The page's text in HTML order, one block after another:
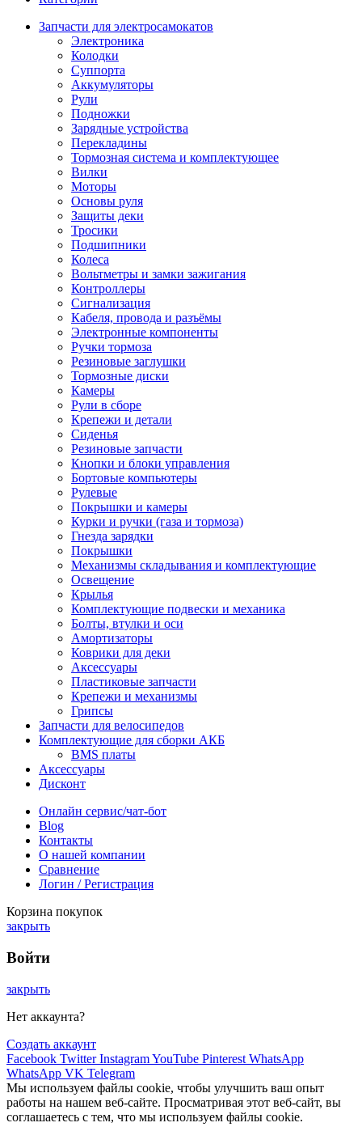
Запчасти для электросамокатов
Электроника
Колодки
Суппорта
Аккумуляторы
Рули
Подножки
Зарядные устройства
Перекладины
Тормозная система и комплектующее
Вилки
Моторы
Основы руля
Защиты деки
Тросики
Подшипники
Колеса
Вольтметры и замки зажигания
Контроллеры
Сигнализация
Кабеля, провода и разъёмы
Электронные компоненты
Ручки тормоза
Резиновые заглушки
Тормозные диски
Камеры
Рули в сборе
Крепежи и детали
Сиденья
Резиновые запчасти
Кнопки и блоки управления
Бортовые компьютеры
Рулевые
Покрышки и камеры
Курки и ручки (газа и тормоза)
Гнезда зарядки
Покрышки
Механизмы складывания и комплектующие
Освещение
Крылья
Комплектующие подвески и механика
Болты, втулки и оси
Амортизаторы
Коврики для деки
Аксессуары
Пластиковые запчасти
Крепежи и механизмы
Грипсы
Запчасти для велосипедов
Комплектующие для сборки АКБ
BMS платы
Аксессуары
Дисконт
Онлайн сервис/чат-бот
Blog
Контакты
О нашей компании
Сравнение
Логин / Регистрация
Корзина покупок
закрыть
Войти
закрыть
Нет аккаунта?
Создать аккаунт
Facebook Twitter InstagramYouTube Pinterest WhatsApp
WhatsApp VK Telegram
Мы используем файлы cookie, чтобы улучшить ваш опыт
работы на нашем веб-сайте. Просматривая этот веб-сайт, вы
соглашаетесь с тем, что мы используем файлы cookie.